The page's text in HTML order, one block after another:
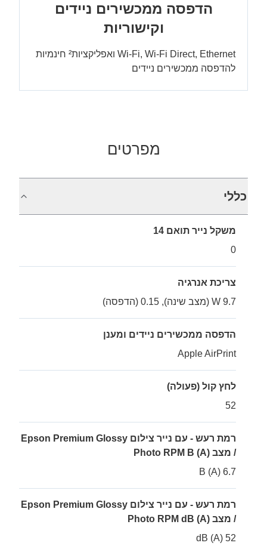
הדפסה ממכשירים ניידים
וקישוריות
Wi-Fi, Wi-Fi Direct, Ethernet ואפליקציות² חינמיות
להדפסה ממכשירים ניידים
מפרטים
כללי
משקל נייר תואם 14
0
צריכת אנרגיה
9.7 W (מצב שינה), 0.15 (הדפסה)
הדפסה ממכשירים ניידים ומענן
Apple AirPrint
לחץ קול (פעולה)
52
רמת רעש - עם נייר צילום Epson Premium Glossy
/ מצב Photo RPM B (A)
6.7 B (A)
רמת רעש - עם נייר צילום Epson Premium Glossy
/ מצב Photo RPM dB (A)
52 dB (A)